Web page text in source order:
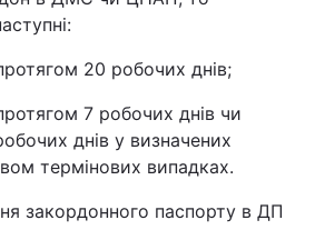
20 робочих днів;
7 робочих днів чи
днів у визначених
термінових випадках.
закордонного паспорту в ДП